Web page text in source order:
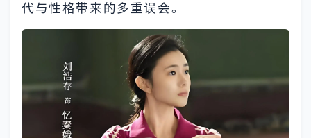
代与性格带来的多重误会。